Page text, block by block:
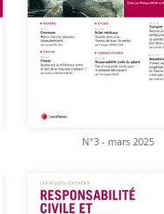
N°3 - mars 2025